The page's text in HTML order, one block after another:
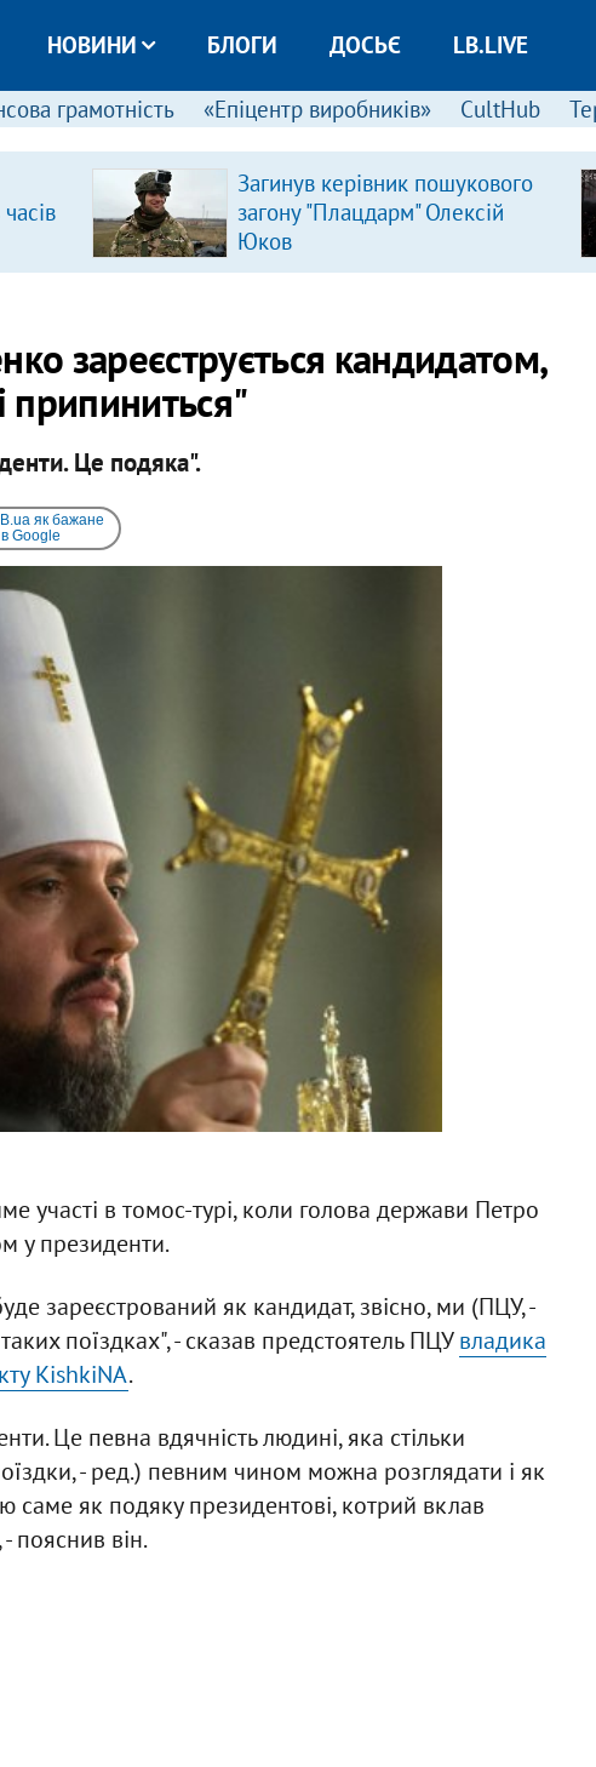
НОВИНИ БЛОГИ ДОСЬЄ LB.LIVE
грамотність «Епіцентр виробників» CultHub
Загинув керівник пошукового
загону "Плацдарм" Олексій
Юков
зареєструється кандидатом,
припиниться"
Це подяка".
як бажане
Google
участі в томос-турі, коли голова держави Петро
у президенти.
зареєстрований як кандидат, звісно, ми (ПЦУ, -
поїздках", - сказав предстоятель ПЦУвладика
KishkiNA.
Це певна вдячність людині, яка стільки
- ред.) певним чином можна розглядати і як
саме як подяку президентові, котрий вклав
пояснив він.